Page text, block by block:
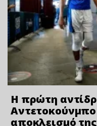
Η πρώτη
Αντετοκούνμπο
αποκλεισμό της